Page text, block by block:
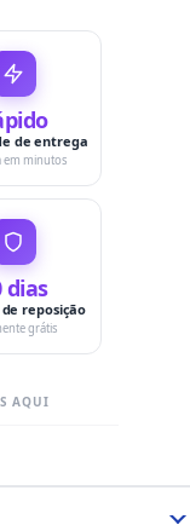
de entrega
em minutos
dias
reposição
grátis
AQUI